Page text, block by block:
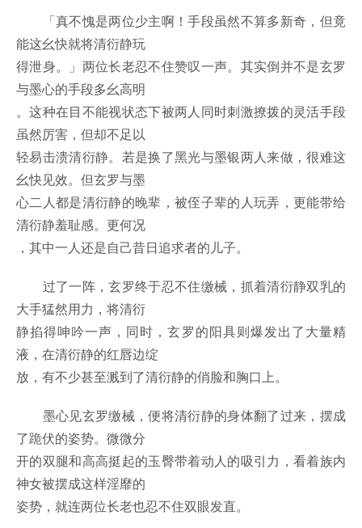
「真不愧是两位少主啊！手段虽然不算多新奇，但竟
能这幺快就将清衍静玩
得泄身。」两位长老忍不住赞叹一声。其实倒并不是玄罗
与墨心的手段多幺高明
。这种在目不能视状态下被两人同时刺激撩拨的灵活手段
虽然厉害，但却不足以
轻易击溃清衍静。若是换了黑光与墨银两人来做，很难这
幺快见效。但玄罗与墨
心二人都是清衍静的晚辈，被侄子辈的人玩弄，更能带给
清衍静羞耻感。更何况
，其中一人还是自己昔日追求者的儿子。
过了一阵，玄罗终于忍不住缴械，抓着清衍静双乳的
大手猛然用力，将清衍
静掐得呻吟一声，同时，玄罗的阳具则爆发出了大量精
液，在清衍静的红唇边绽
放，有不少甚至溅到了清衍静的俏脸和胸口上。
墨心见玄罗缴械，便将清衍静的身体翻了过来，摆成
了跪伏的姿势。微微分
开的双腿和高高挺起的玉臀带着动人的吸引力，看着族内
神女被摆成这样淫靡的
姿势，就连两位长老也忍不住双眼发直。